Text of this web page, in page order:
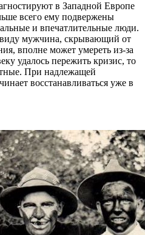
в Западной Европе
всего ему подвержены
и впечатлительные люди.
мужчина, скрывающий от
вполне может умереть из-за
удалось пережить кризис, то
При надлежащей
восстанавливаться уже в